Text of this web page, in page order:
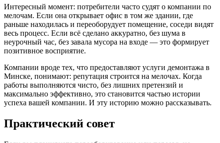
Интересный момент: потребители часто судят о компании по
мелочам. Если она открывает офис в том же здании, где
раньше находилась и переоборудует помещение, соседи видят
весь процесс. Если всё сделано аккуратно, без шума в
неурочный час, без завала мусора на входе — это формирует
позитивное восприятие.
Компании вроде тех, что предоставляют услуги демонтажа в
Минске, понимают: репутация строится на мелочах. Когда
работы выполняются чисто, без лишних претензий и
максимально эффективно, это становится частью истории
успеха вашей компании. И эту историю можно рассказывать.
Практический совет